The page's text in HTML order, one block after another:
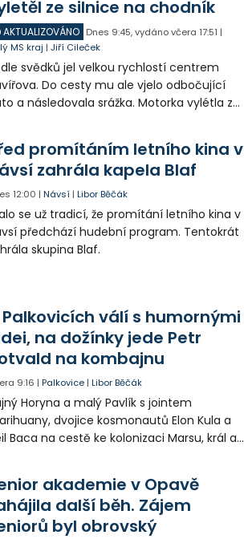
ze silnice na chodník
AKTUALIZOVÁNO Dnes 9:45,vydáno včera 17:51 |
MS kraj |Jiří Cileček
svědků jel velkou rychlostí centrem
Do cesty mu ale vjelo odbočující
a následovala srážka. Motorka vylétla ze
a byl letecky přepraven do
promítáním letního kina v
zahrála kapela Blaf
12:00 |Návsí |Libor Běčák
se už tradicí, že promítání letního kina v
předchází hudební program. Tentokrát
skupina Blaf.
Palkovicích válí s humornými
na dožínky jede Petr
na kombajnu
9:16 |Palkovice |Libor Běčák
Horyna a malý Pavlík s jointem
dvojice kosmonautů Elon Kula a
Baca na cestě ke kolonizaci Marsu, král a
a místostarosta David Kula.
akademie v Opavě
další běh. Zájem
byl obrovský